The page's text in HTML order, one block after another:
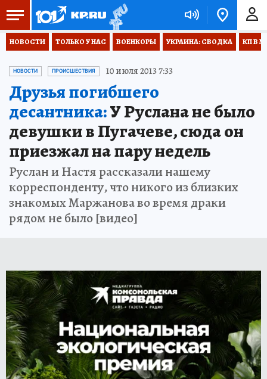
НОВОСТИ ТОЛЬКО У НАС ВОЕНКОРЫ УКРАИНА: СВОДКА КП В
НОВОСТИ ПРОИСШЕСТВИЯ 10 июля 2013 7:33
Друзья погибшего
десантника:У Руслана не было
девушки в Пугачеве, сюда он
приезжал на пару недель
Руслан и Настя рассказали нашему
корреспонденту, что никого из близких
знакомых Маржанова во время драки
рядом не было [видео]